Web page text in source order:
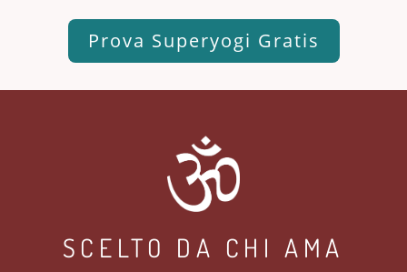
Prova Superyogi Gratis
SCELTO DA CHI AMA